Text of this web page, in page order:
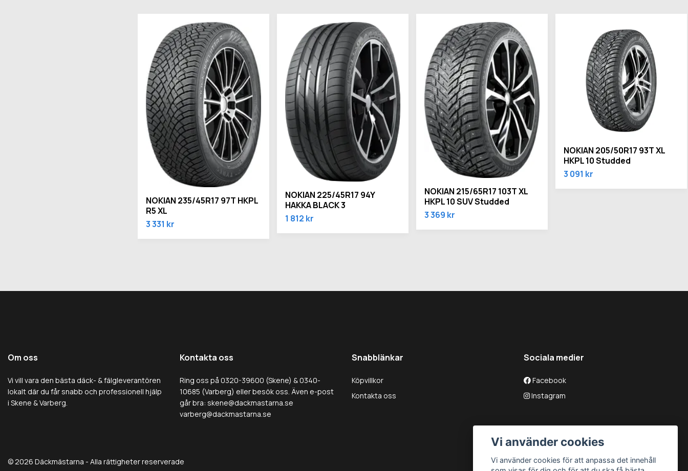
NOKIAN 235/45R17 97T HKPL
R5 XL
3 331 kr
NOKIAN 225/45R17 94Y
HAKKA BLACK 3
1 812 kr
NOKIAN 215/65R17 103T XL
HKPL 10 SUV Studded
3 369 kr
NOKIAN 205/50R17 93T XL
HKPL 10 Studded
3 091 kr
Om oss
Vi vill vara den bästa däck- & fälgleverantören
lokalt där du får snabb och professionell hjälp
i Skene & Varberg.
Kontakta oss
Ring oss på 0320-39600 (Skene) & 0340-
10685 (Varberg) eller besök oss. Även e-post
går bra: skene@dackmastarna.se
varberg@dackmastarna.se
Snabblänkar
Köpvillkor
Kontakta oss
Sociala medier
Facebook
Instagram
© 2026 Däckmästarna - Alla rättigheter reserverade
Vi använder cookies
Vi använder cookies för att anpassa det innehåll